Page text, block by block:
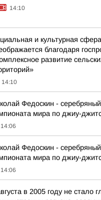
14:10
и культурная
благодаря
развитие
14:10
Федоскин -
мира по джиу-
14:06
Федоскин -
мира по джиу-
14:06
в 2005 году не стало